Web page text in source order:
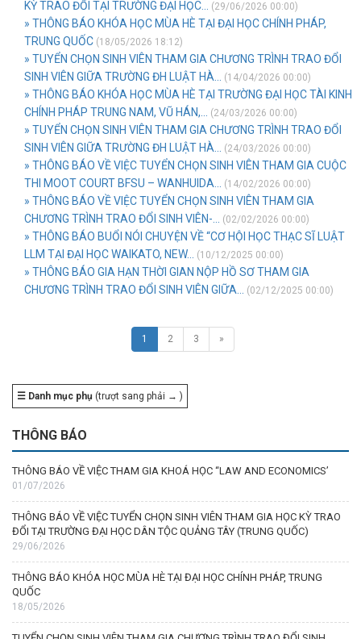
KỲ TRAO ĐỔI TẠI TRƯỜNG ĐẠI HỌC...
(29/06/2026 00:00)
» THÔNG BÁO KHÓA HỌC MÙA HÈ TẠI ĐẠI HỌC CHÍNH PHÁP,
TRUNG QUỐC (18/05/2026 18:12)
» TUYỂN CHỌN SINH VIÊN THAM GIA CHƯƠNG TRÌNH TRAO ĐỔI
SINH VIÊN GIỮA TRƯỜNG ĐH LUẬT HÀ...
(14/04/2026 00:00)
» THÔNG BÁO KHÓA HỌC MÙA HÈ TẠI TRƯỜNG ĐẠI HỌC TÀI KINH
CHÍNH PHÁP TRUNG NAM, VŨ HÁN,...
(24/03/2026 00:00)
» TUYỂN CHỌN SINH VIÊN THAM GIA CHƯƠNG TRÌNH TRAO ĐỔI
SINH VIÊN GIỮA TRƯỜNG ĐH LUẬT HÀ...
(24/03/2026 00:00)
» THÔNG BÁO VỀ VIỆC TUYỂN CHỌN SINH VIÊN THAM GIA CUỘC
THI MOOT COURT BFSU – WANHUIDA...
(14/02/2026 00:00)
» THÔNG BÁO VỀ VIỆC TUYỂN CHỌN SINH VIÊN THAM GIA
CHƯƠNG TRÌNH TRAO ĐỔI SINH VIÊN-...
(02/02/2026 00:00)
» THÔNG BÁO BUỔI NÓI CHUYỆN VỀ “CƠ HỘI HỌC THẠC SĨ LUẬT
LLM TẠI ĐẠI HỌC WAIKATO, NEW...
(10/12/2025 00:00)
» THÔNG BÁO GIA HẠN THỜI GIAN NỘP HỒ SƠ THAM GIA
CHƯƠNG TRÌNH TRAO ĐỔI SINH VIÊN GIỮA...
(02/12/2025 00:00)
1 2 3 »
☰ Danh mục phụ (trượt sang phải → )
THÔNG BÁO
THÔNG BÁO VỀ VIỆC THAM GIA KHOÁ HỌC “LAW AND ECONOMICS’
01/07/2026
THÔNG BÁO VỀ VIỆC TUYỂN CHỌN SINH VIÊN THAM GIA HỌC KỲ TRAO
ĐỔI TẠI TRƯỜNG ĐẠI HỌC DÂN TỘC QUẢNG TÂY (TRUNG QUỐC)
29/06/2026
THÔNG BÁO KHÓA HỌC MÙA HÈ TẠI ĐẠI HỌC CHÍNH PHÁP, TRUNG
QUỐC
18/05/2026